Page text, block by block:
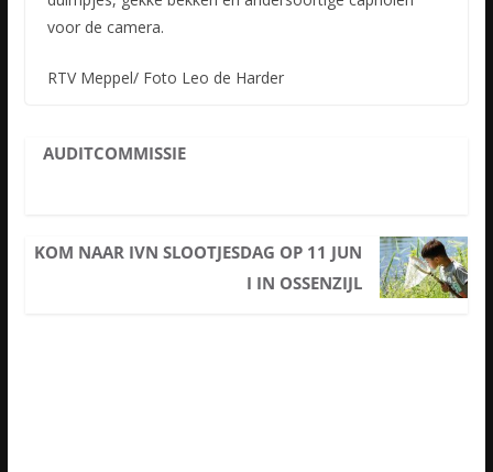
voor de camera.
RTV Meppel/ Foto Leo de Harder
AUDITCOMMISSIE
KOM NAAR IVN SLOOTJESDAG OP 11 JUN
I IN OSSENZIJL